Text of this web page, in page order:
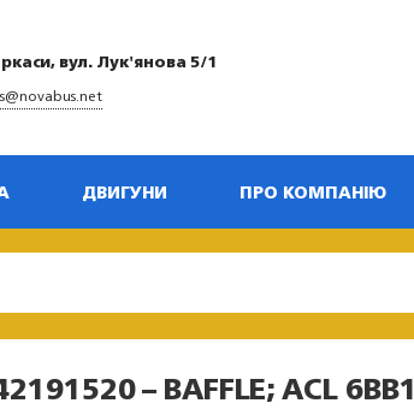
вул. Лук'янова 5/1
ДВИГУНИ ПРО КОМПАНІЮ
– BAFFLE; ACL